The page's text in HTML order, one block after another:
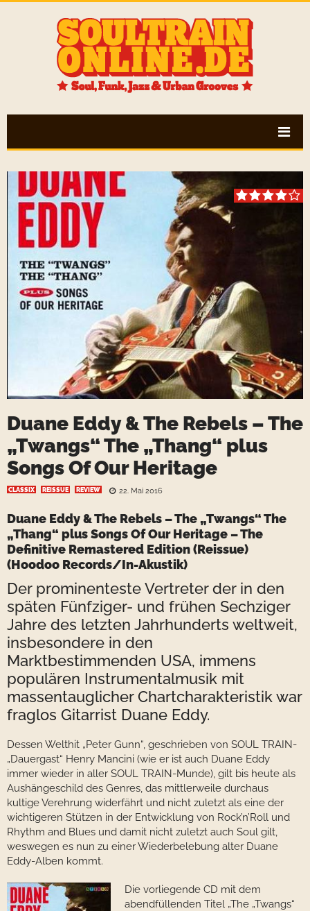
Duane Eddy & The Rebels – The
„Twangs“ The „Thang“ plus
Songs Of Our Heritage
CLASSIX REISSUE REVIEW 22. Mai 2016
Duane Eddy & The Rebels – The „Twangs“ The
„Thang“ plus Songs Of Our Heritage – The
Definitive Remastered Edition (Reissue)
(Hoodoo Records/In-Akustik)
Der prominenteste Vertreter der in den
späten Fünfziger- und frühen Sechziger
Jahre des letzten Jahrhunderts weltweit,
insbesondere in den
Marktbestimmenden USA, immens
populären Instrumentalmusik mit
massentauglicher Chartcharakteristik war
fraglos Gitarrist Duane Eddy.
Dessen Welthit „Peter Gunn“, geschrieben von SOUL TRAIN-
„Dauergast“ Henry Mancini (wie er ist auch Duane Eddy
immer wieder in aller SOUL TRAIN-Munde), gilt bis heute als
Aushängeschild des Genres, das mittlerweile durchaus
kultige Verehrung widerfährt und nicht zuletzt als eine der
wichtigeren Stützen in der Entwicklung von Rock’n’Roll und
Rhythm and Blues und damit nicht zuletzt auch Soul gilt,
weswegen es nun zu einer Wiederbelebung alter Duane
Eddy-Alben kommt.
Die vorliegende CD mit dem
abendfüllenden Titel „The „Twangs“